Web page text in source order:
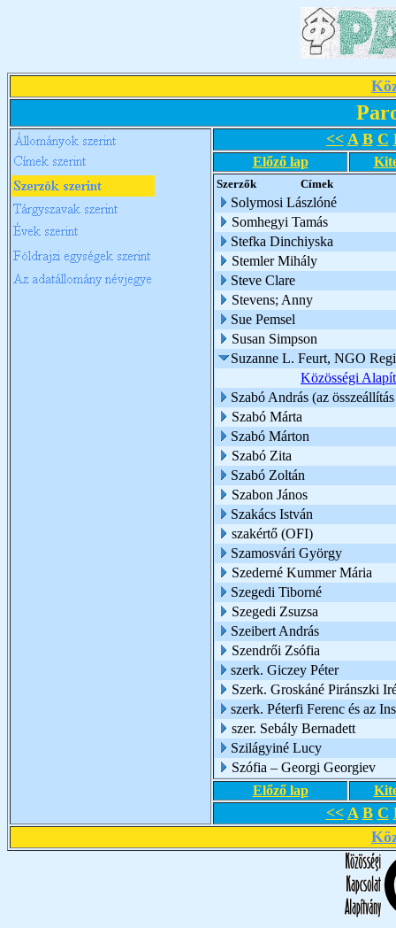
<< A B C
Előző lap
Szerzők Címek
Solymosi Lászlóné
Somhegyi Tamás
Stefka Dinchiyska
Stemler Mihály
Steve Clare
Stevens; Anny
Sue Pemsel
Susan Simpson
Suzanne L. Feurt, NGO
Közösségi
Szabó András (az
Szabó Márta
Szabó Márton
Szabó Zita
Szabó Zoltán
Szabon János
Szakács István
szakértő (OFI)
Szamosvári György
Szederné Kummer Mária
Szegedi Tiborné
Szegedi Zsuzsa
Szeibert András
Szendrői Zsófia
szerk. Giczey Péter
Szerk. Groskáné Piránszki
szerk. Péterfi Ferenc és az
szer. Sebály Bernadett
Szilágyiné Lucy
Szófia – Georgi Georgiev
Előző lap
<< A B C